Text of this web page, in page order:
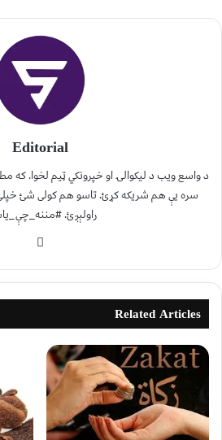
Editorial
د واسع ویب د لیکوالۍ او خپرونکي ټیم لخوا.
سره یې هم شریکه کړئ. تاسو هم کولی شئ خپلې
راولېږئ.
Related Articles